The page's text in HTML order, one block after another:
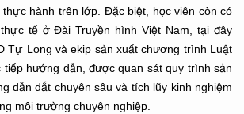
hành trên lớp. Đặc biệt, học viên còn có
tế ở Đài Truyền hình Việt Nam, tại đây
Tự Long và ekip sản xuất chương trình Luật
tiếp hướng dẫn, được quan sát quy trình sản
dẫn dắt chuyên sâu và tích lũy kinh nghiệm
môi trường chuyên nghiệp.